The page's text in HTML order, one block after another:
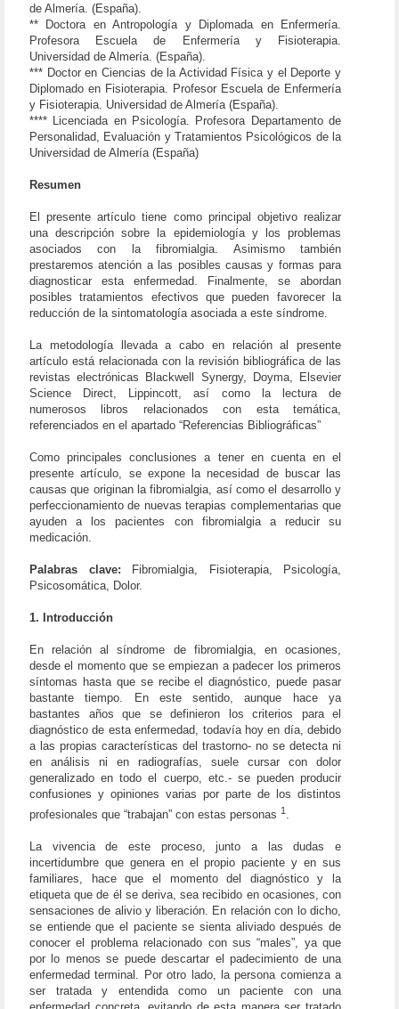
de Almería. (España).
** Doctora en Antropología y Diplomada en Enfermería.
Profesora Escuela de Enfermería y Fisioterapia.
Universidad de Almería. (España).
*** Doctor en Ciencias de la Actividad Física y el Deporte y
Diplomado en Fisioterapia. Profesor Escuela de Enfermería
y Fisioterapia. Universidad de Almería (España).
**** Licenciada en Psicología. Profesora Departamento de
Personalidad, Evaluación y Tratamientos Psicológicos de la
Universidad de Almería (España)
Resumen
El presente artículo tiene como principal objetivo realizar
una descripción sobre la epidemiología y los problemas
asociados con la fibromialgia. Asimismo también
prestaremos atención a las posibles causas y formas para
diagnosticar esta enfermedad. Finalmente, se abordan
posibles tratamientos efectivos que pueden favorecer la
reducción de la sintomatología asociada a este síndrome.
La metodología llevada a cabo en relación al presente
artículo está relacionada con la revisión bibliográfica de las
revistas electrónicas Blackwell Synergy, Doyma, Elsevier
Science Direct, Lippincott, así como la lectura de
numerosos libros relacionados con esta temática,
referenciados en el apartado “Referencias Bibliográficas”
Como principales conclusiones a tener en cuenta en el
presente artículo, se expone la necesidad de buscar las
causas que originan la fibromialgia, así como el desarrollo y
perfeccionamiento de nuevas terapias complementarias que
ayuden a los pacientes con fibromialgia a reducir su
medicación.
Palabras clave: Fibromialgia, Fisioterapia, Psicología,
Psicosomática, Dolor.
1. Introducción
En relación al síndrome de fibromialgia, en ocasiones,
desde el momento que se empiezan a padecer los primeros
síntomas hasta que se recibe el diagnóstico, puede pasar
bastante tiempo. En este sentido, aunque hace ya
bastantes años que se definieron los criterios para el
diagnóstico de esta enfermedad, todavía hoy en día, debido
a las propias características del trastorno- no se detecta ni
en análisis ni en radiografías, suele cursar con dolor
generalizado en todo el cuerpo, etc.- se pueden producir
confusiones y opiniones varias por parte de los distintos
profesionales que “trabajan” con estas personas 1 .
La vivencia de este proceso, junto a las dudas e
incertidumbre que genera en el propio paciente y en sus
familiares, hace que el momento del diagnóstico y la
etiqueta que de él se deriva, sea recibido en ocasiones, con
sensaciones de alivio y liberación. En relación con lo dicho,
se entiende que el paciente se sienta aliviado después de
conocer el problema relacionado con sus “males”, ya que
por lo menos se puede descartar el padecimiento de una
enfermedad terminal. Por otro lado, la persona comienza a
ser tratada y entendida como un paciente con una